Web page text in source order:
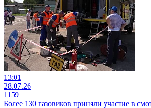
13:01
28.07.26
1159
Более 130 газовиков приняли участие в